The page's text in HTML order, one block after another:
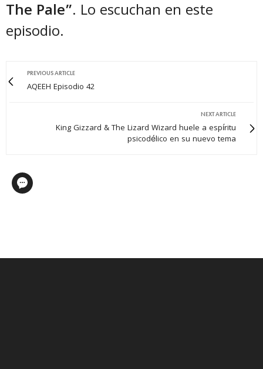
The Pale”. Lo escuchan en este
episodio.
PREVIOUS ARTICLE
AQEEH Episodio 42
NEXT ARTICLE
King Gizzard & The Lizard Wizard huele a espíritu
psicodélico en su nuevo tema